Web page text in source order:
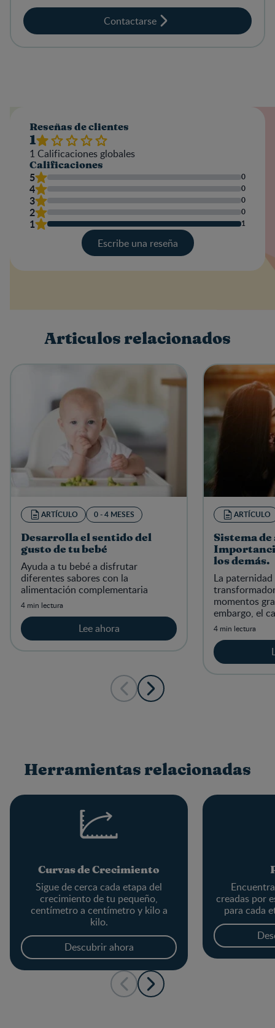
Contactarse
Reseñas de clientes
1
1 Calificaciones globales
Calificaciones
5 0
4 0
3 0
2 0
1 1
Escribe una reseña
Escribe una reseña
Articulos relacionados
ARTÍCULO 0 - 4 MESES
Desarrolla el sentido del
gusto de tu bebé
Ayuda a tu bebé a disfrutar
diferentes sabores con la
alimentación complementaria
4 min lectura
Lee ahora
ARTÍCULO
Sistema de
los demás.
La
momentos
embargo, el
buen padre
4 min lectura
Herramientas relacionadas
Curvas de Crecimiento
Sigue de cerca cada etapa del
crecimiento de tu pequeño,
centímetro a centímetro y kilo a
kilo.
Descubrir ahora
creadas por
para cada